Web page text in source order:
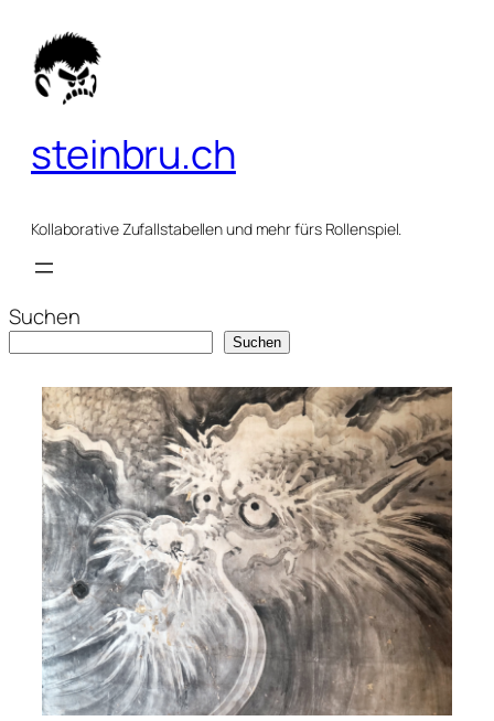
Inhalt
springen
steinbru.ch
Kollaborative Zufallstabellen und mehr fürs Rollenspiel.
Suchen
Suchen